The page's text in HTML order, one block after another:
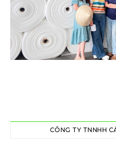
CÔNG TY TNNHH